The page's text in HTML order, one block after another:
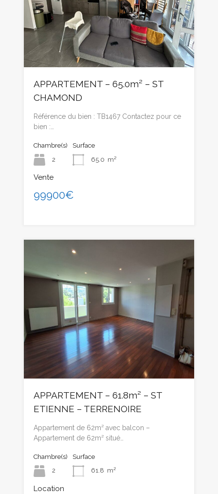
APPARTEMENT – 65.0m² – ST
CHAMOND
Référence du bien : TB1467 Contactez pour ce
bien :…
Chambre(s)
2
Surface
65.0 m²
Vente
99900€
APPARTEMENT – 61.8m² – ST
ETIENNE – TERRENOIRE
Appartement de 62m² avec balcon –
Appartement de 62m² situé…
Chambre(s)
2
Surface
61.8 m²
Location